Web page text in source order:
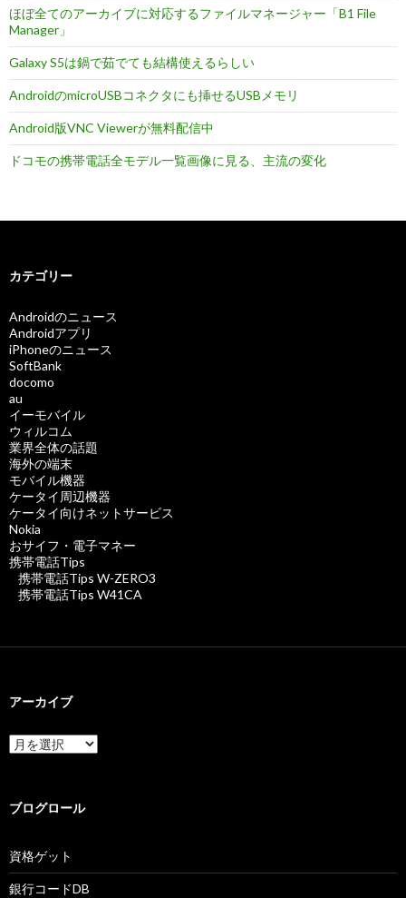
ほぼ全てのアーカイブに対応するファイルマネージャー「B1 File
Manager」
Galaxy S5は鍋で茹でても結構使えるらしい
AndroidのmicroUSBコネクタにも挿せるUSBメモリ
Android版VNC Viewerが無料配信中
ドコモの携帯電話全モデル一覧画像に見る、主流の変化
カテゴリー
Androidのニュース
Androidアプリ
iPhoneのニュース
SoftBank
docomo
au
イーモバイル
ウィルコム
業界全体の話題
海外の端末
モバイル機器
ケータイ周辺機器
ケータイ向けネットサービス
Nokia
おサイフ・電子マネー
携帯電話Tips
携帯電話Tips W-ZERO3
携帯電話Tips W41CA
アーカイブ
ア
ー
ブ
ブログロール
資格ゲット
銀行コードDB